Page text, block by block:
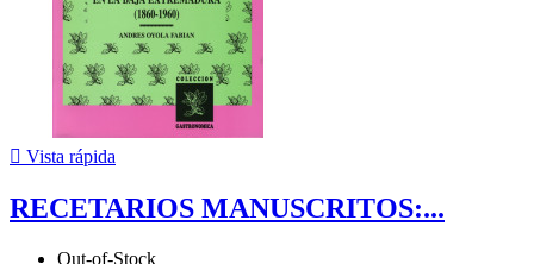
 Vista rápida
RECETARIOS MANUSCRITOS:...
Out-of-Stock